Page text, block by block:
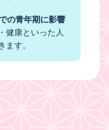
の青年期に影響
健康といった人
ます。